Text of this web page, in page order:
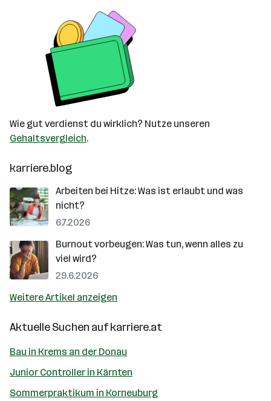
Wie gut verdienst du wirklich? Nutze unseren
Gehaltsvergleich.
karriere.blog
Arbeiten bei Hitze: Was ist erlaubt und was
nicht?
6.7.2026
Burnout vorbeugen: Was tun, wenn alles zu
viel wird?
29.6.2026
Weitere Artikel anzeigen
Aktuelle Suchen aufkarriere.at
Bau in Krems an der Donau
Junior Controller in Kärnten
Sommerpraktikum in Korneuburg